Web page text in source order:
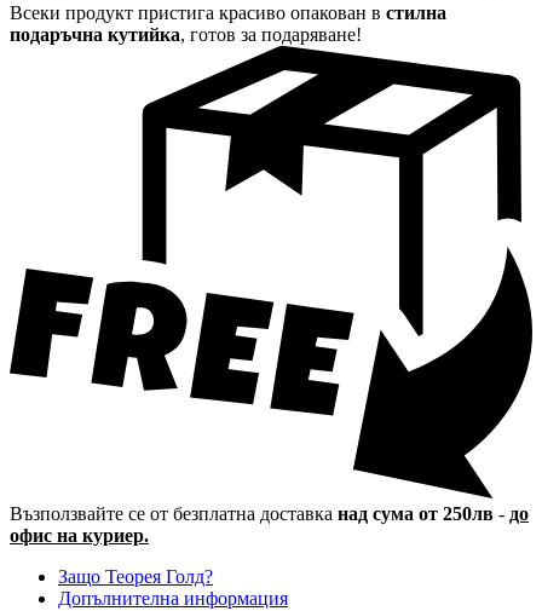
Всеки продукт пристига красиво опакован в стилна
подаръчна кутийка, готов за подаряване!
Възползвайте се от безплатна доставка над сума от 250лв - до
офис на куриер.
Защо Теорея Голд?
Допълнителна информация